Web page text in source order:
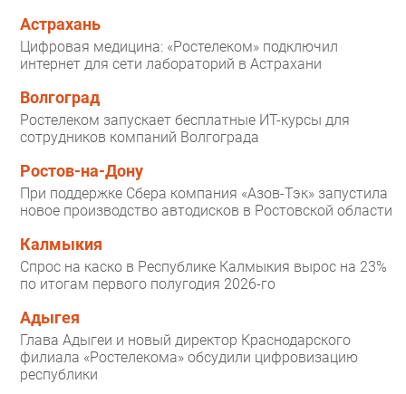
Астрахань
Цифровая медицина: «Ростелеком» подключил
интернет для сети лабораторий в Астрахани
Волгоград
Ростелеком запускает бесплатные ИТ-курсы для
сотрудников компаний Волгограда
Ростов-на-Дону
При поддержке Сбера компания «Азов-Тэк» запустила
новое производство автодисков в Ростовской области
Калмыкия
Спрос на каско в Республике Калмыкия вырос на 23%
по итогам первого полугодия 2026-го
Адыгея
Глава Адыгеи и новый директор Краснодарского
филиала «Ростелекома» обсудили цифровизацию
республики